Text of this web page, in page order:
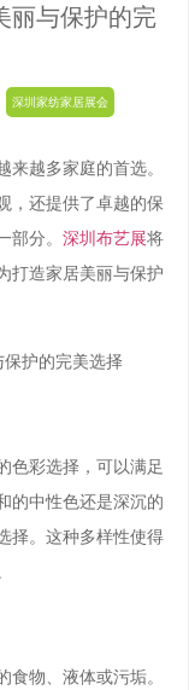
丽与保护的完
深圳家纺家居展会
越多家庭的首选。
，还提供了卓越的保
分。 深圳布艺展将
打造家居美丽与保护
彩选择，可以满足
的中性色还是深沉的
择。这种多样性使得
物、液体或污垢。